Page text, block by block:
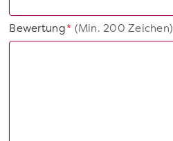
*
Bewertung(Min. 200 Zeichen)